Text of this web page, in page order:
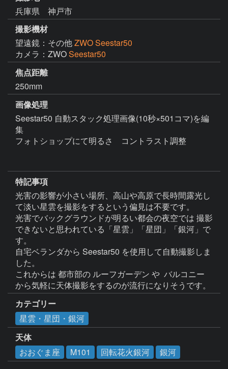
兵庫県 神戸市
撮影機材
望遠鏡：その他ZWO Seestar50
カメラ：ZWOSeestar50
焦点距離
250mm
画像処理
Seestar50 自動スタック処理画像(10秒×501コマ)を編
集
フォトショップにて明るさ　コントラスト調整
特記事項
光害の影響が小さい場所、高山や高原で長時間露光し
て淡い星雲を撮影をするという偏見は不要です。
光害でバックグラウンドが明るい都会の夜空では 撮影
できないと思われている「星雲」「星団」「銀河」で
す。
自宅ベランダから Seestar50 を使用して自動撮影しま
した。
これからは 都市部の ルーフガーデン や  バルコニー
カテゴリー
星雲・星団・銀河
天体
おおぐま座
M101 回転花火銀河 銀河